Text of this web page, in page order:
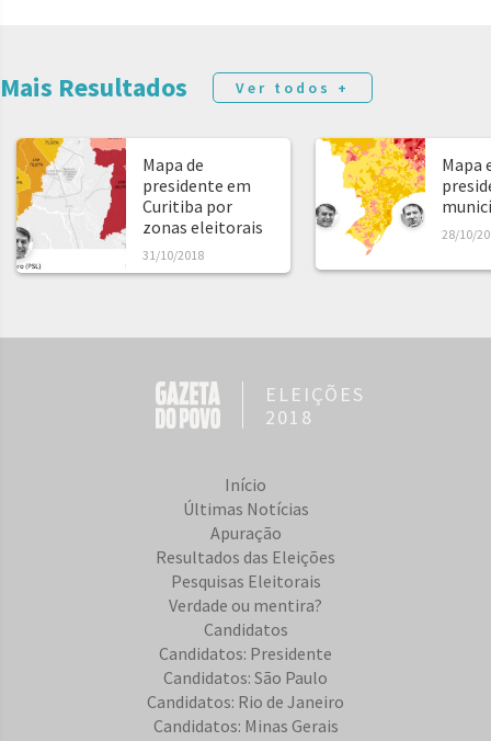
Mais Resultados Ver todos +
Mapa de
presidente em
Curitiba por
zonas eleitorais
31/10/2018
Mapa
28/10/
ELEIÇÕES
2018
Início
Últimas Notícias
Apuração
Resultados das Eleições
Pesquisas Eleitorais
Verdade ou mentira?
Candidatos
Candidatos: Presidente
Candidatos: São Paulo
Candidatos: Rio de Janeiro
Candidatos: Minas Gerais